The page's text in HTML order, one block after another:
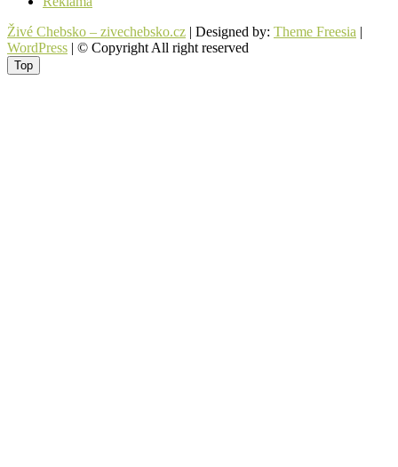
Živé Chebsko – zivechebsko.cz | Designed by: Theme Freesia |
WordPress | © Copyright All right reserved
Top